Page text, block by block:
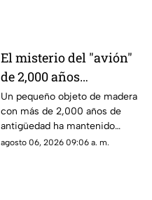
El misterio del "avión"
de 2,000 años
descubierto en el
antiguo Egipto
Un pequeño objeto de madera
con más de 2,000 años de
antigüedad ha mantenido
perplejos a los científicos por
agosto 06, 2026 09:06 a. m.